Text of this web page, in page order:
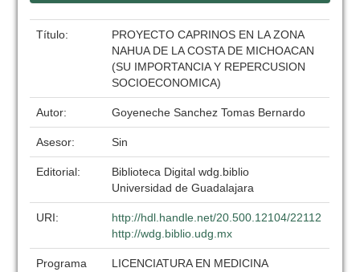
Título:
PROYECTO CAPRINOS EN LA ZONA
NAHUA DE LA COSTA DE MICHOACAN
(SU IMPORTANCIA Y REPERCUSION
SOCIOECONOMICA)
Autor: Goyeneche Sanchez Tomas Bernardo
Asesor: Sin
Editorial:
Biblioteca Digital wdg.biblio
Universidad de Guadalajara
URI:
http://hdl.handle.net/20.500.12104/22112
http://wdg.biblio.udg.mx
Programa
LICENCIATURA EN MEDICINA